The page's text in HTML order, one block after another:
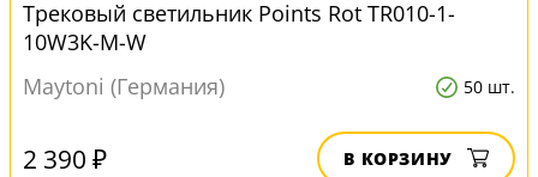
Трековый светильник Points Rot TR010-1-
10W3K-M-W
Maytoni (Германия)
50 шт.
2 390 ₽ В КОРЗИНУ